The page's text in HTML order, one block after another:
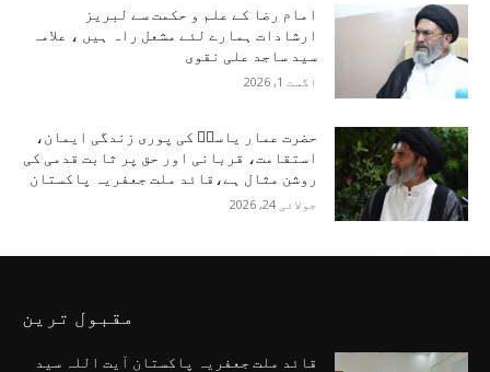
امام رضا کے علم و حکمت سے لبریز
ارشادات ہمارے لئے مشعل راہ ہیں ، علامہ
سید ساجد علی نقوی
اگست 1, 2026
حضرت عمار یاسرؑ کی پوری زندگی ایمان،
استقامت، قربانی اور حق پر ثابت قدمی کی
روشن مثال ہے،قائد ملت جعفریہ پاکستان
جولائی 24, 2026
مقبول ترین
قائد ملت جعفریہ پاکستان آیت اللہ سید